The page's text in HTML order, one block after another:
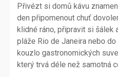
Přivézt si domů kávu
den připomenout chuť
klidné ráno, připravit si šálek
pláže Rio de Janeira nebo do
kouzlo gastronomických
který trvá déle než samotná